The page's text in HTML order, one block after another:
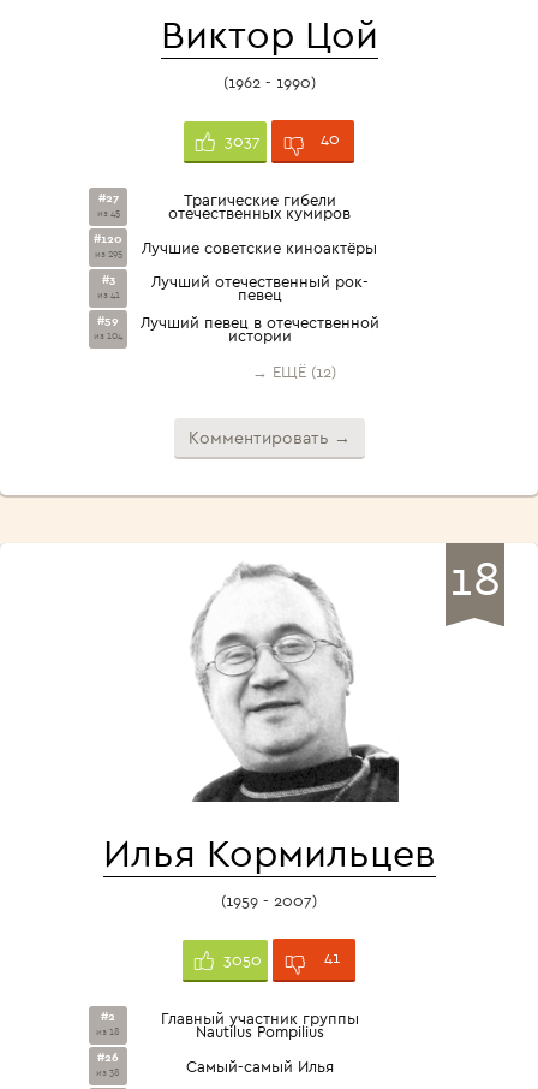
Виктор Цой
(1962 - 1990)
3037 40
#27
из 45
Трагические гибели
отечественных кумиров
#120
из 295 Лучшие советские киноактёры
#3
из 41
Лучший отечественный рок-
певец
#59
из 104
Лучший певец в отечественной
истории
→ ЕЩЁ (12)
Комментировать →
18
Илья Кормильцев
(1959 - 2007)
3050 41
#2
из 18
Главный участник группы
Nautilus Pompilius
#26
из 38 Самый-самый Илья